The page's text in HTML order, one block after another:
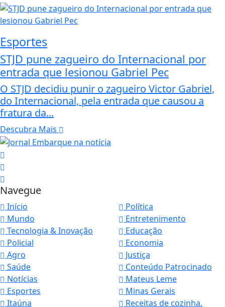
Esportes
STJD pune zagueiro do Internacional por
entrada que lesionou Gabriel Pec
O STJD decidiu punir o zagueiro Victor Gabriel,
do Internacional, pela entrada que causou a
fratura da...
Descubra Mais
Navegue
Início
Política
Mundo
Entretenimento
Tecnologia & Inovação
Educação
Policial
Economia
Agro
Justiça
Saúde
Conteúdo Patrocinado
Notícias
Mateus Leme
Esportes
Minas Gerais
Itaúna
Receitas de cozinha.